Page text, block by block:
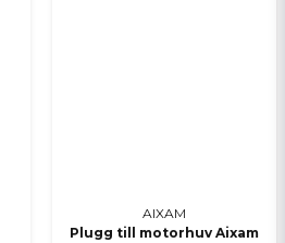
AIXAM
Plugg till motorhuv Aixam